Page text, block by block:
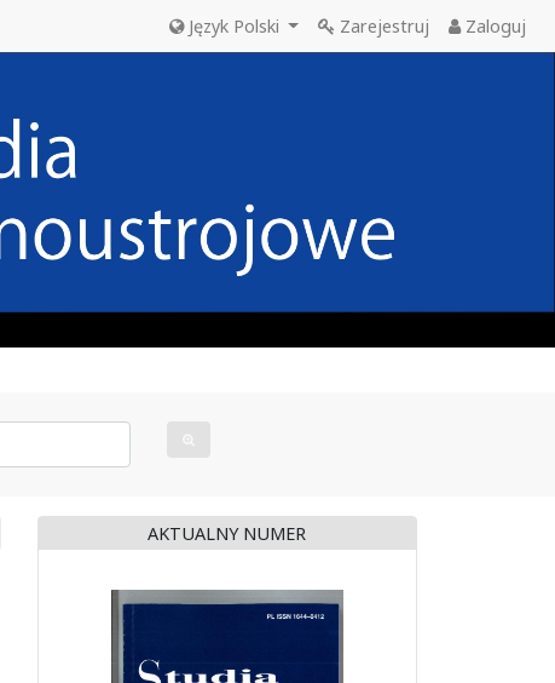
Język Polski Zarejestruj Zaloguj
AKTUALNY NUMER